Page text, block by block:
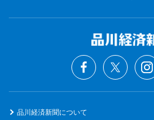
品川経済新聞について